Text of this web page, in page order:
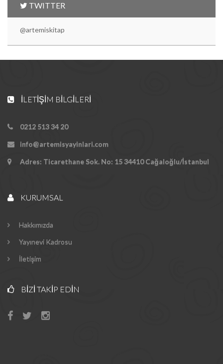
TWITTER
@artemiskitap
İLETIŞIM BILGILERI
0212 513 34 20
info@artemisyayinlari.com
Adres: Ticarethane Sok. No: 15 34410 Cağaloğlu/İstanbul
KURUMSAL
Hakkımızda
Yayınevi Kadrosu
İletişim
BIZI TAKIP EDIN